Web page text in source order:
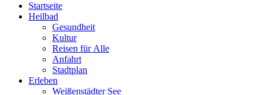
Start­sei­te
Heil­bad
Gesund­heit
Kul­tur
Rei­sen für Alle
Anfahrt
Stadt­plan
Erle­ben
Wei­ßen­städ­ter See